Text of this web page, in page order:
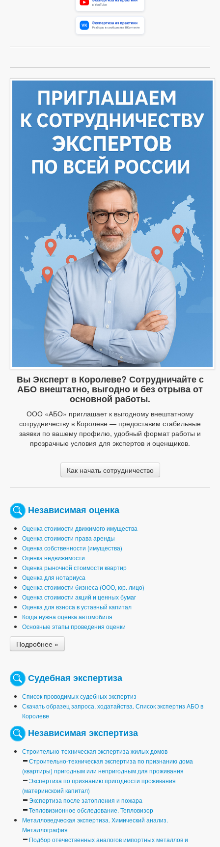
Вы Эксперт в Королеве? Сотрудничайте с
АБО внештатно, выгодно и без отрыва от
основной работы.
ООО «АБО» приглашает к выгодному внештатному
сотрудничеству в Королеве — предоставим стабильные
заявки по вашему профилю, удобный формат работы и
прозрачные условия для экспертов и оценщиков.
Как начать сотрудничество
Независимая оценка
Оценка стоимости движимого имущества
Оценка стоимости права аренды
Оценка собственности (имущества)
Оценка недвижимости
Оценка рыночной стоимости квартир
Оценка для нотариуса
Оценка стоимости бизнеса (ООО, юр. лицо)
Оценка стоимости акций и ценных бумаг
Оценка для взноса в уставный капитал
Когда нужна оценка автомобиля
Основные этапы проведения оценки
Подробнее »
Судебная экспертиза
Список проводимых судебных экспертиз
Скачать образец запроса, ходатайства. Список экспертиз АБО в
Королеве
Независимая экспертиза
Строительно-техническая экспертиза жилых домов
Строительно-техническая экспертиза по признанию дома
(квартиры) пригодным или непригодным для проживания
Экспертиза по признанию пригодности проживания
(материнскоий капитал)
Экспертиза после затопления и пожара
Тепловизионное обследование. Тепловизор
Металловедческая экспертиза. Химический анализ.
Металлография
Подбор отечественных аналогов импортных металлов и